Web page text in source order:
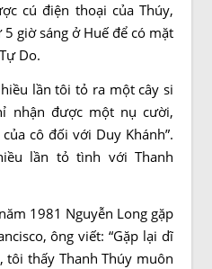
cú điện thoại của Thúy,
giờ sáng ở Huế để có mặt
Do.
lần tôi tỏ ra một cây si
nhận được một nụ cười,
cô đối với Duy Khánh”.
lần tỏ tình với Thanh
1981 Nguyễn Long gặp
ông viết: “Gặp lại dĩ
tôi thấy Thanh Thúy muôn